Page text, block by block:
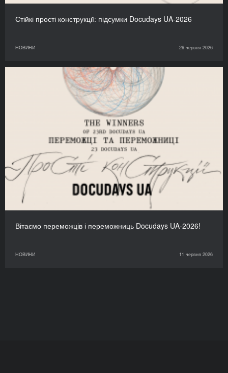
Стійкі прості конструкції: підсумки Docudays UA-2026
НОВИНИ 26 червня 2026
Вітаємо переможців і переможниць Docudays UA-2026!
НОВИНИ 11 червня 2026